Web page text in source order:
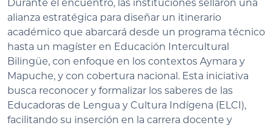
Durante el encuentro, las instituciones sellaron una
alianza estratégica para diseñar un itinerario
académico que abarcará desde un programa técnico
hasta un magíster en Educación Intercultural
Bilingüe, con enfoque en los contextos Aymara y
Mapuche, y con cobertura nacional. Esta iniciativa
busca reconocer y formalizar los saberes de las
Educadoras de Lengua y Cultura Indígena (ELCI),
facilitando su inserción en la carrera docente y